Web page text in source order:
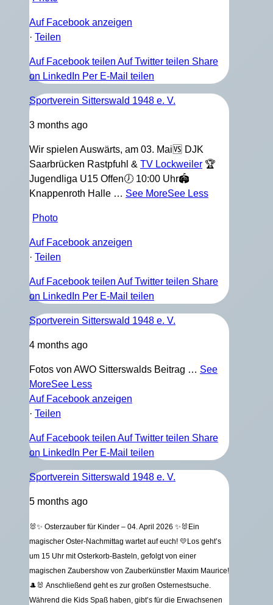
Auf Facebook anzeigen
· Teilen
Auf Facebook teilen Auf Twitter teilen Share
on LinkedIn Per E-Mail teilen
Sportverein Sitterswald 1948 e. V.
3 months ago
Wir spielen Auswärts, am 03. Mai🆚 DJK
Saarbrücken Rastpfuhl & TV Lockweiler 🏆
Jugendliga U15 Offen🕖 10:00 Uhr🏟️
Knappenroth Halle … See MoreSee Less
Photo
Auf Facebook anzeigen
· Teilen
Auf Facebook teilen Auf Twitter teilen Share
on LinkedIn Per E-Mail teilen
Sportverein Sitterswald 1948 e. V.
4 months ago
Fotos von AWO Sitterswalds Beitrag … See
MoreSee Less
Auf Facebook anzeigen
· Teilen
Auf Facebook teilen Auf Twitter teilen Share
on LinkedIn Per E-Mail teilen
Sportverein Sitterswald 1948 e. V.
5 months ago
🐰✨ Osterzauber für Kinder – 04. April 2026 ✨🐰 Ein
magischer Oster-Nachmittag wartet auf euch! 💛Los geht’s
um 15 Uhr mit Osterkorb-Basteln, gefolgt von einer
magischen Zaubershow von Zauberkünstler Maxim Maurice!
🎩🐰 Anschließend geht es zur großen Osternestsuche.
Während die Kids Spaß haben, gibt’s für die Erwachsenen